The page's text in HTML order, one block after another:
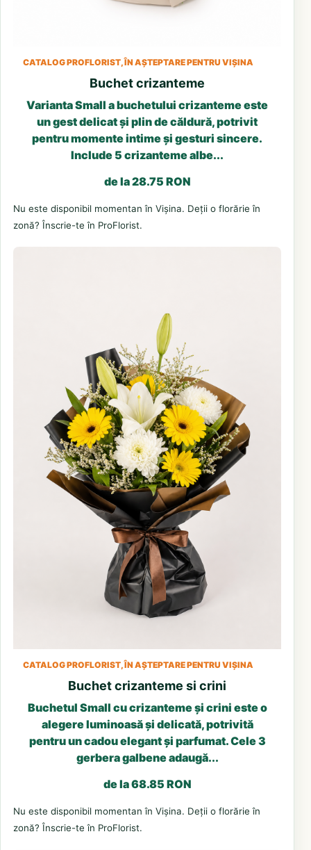
CATALOG PROFLORIST, ÎN AȘTEPTARE PENTRU VIȘINA
Buchet crizanteme
Varianta Small a buchetului crizanteme este
un gest delicat și plin de căldură, potrivit
pentru momente intime și gesturi sincere.
Include 5 crizanteme albe...
de la 28.75 RON
Nu este disponibil momentan în Vișina. Deții o florărie în
zonă? Înscrie-te în ProFlorist.
CATALOG PROFLORIST, ÎN AȘTEPTARE PENTRU VIȘINA
Buchet crizanteme si crini
Buchetul Small cu crizanteme și crini este o
alegere luminoasă și delicată, potrivită
pentru un cadou elegant și parfumat. Cele 3
gerbera galbene adaugă...
de la 68.85 RON
Nu este disponibil momentan în Vișina. Deții o florărie în
zonă? Înscrie-te în ProFlorist.